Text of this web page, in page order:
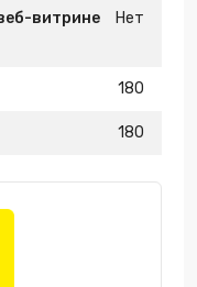
витрине
Нет
180
180